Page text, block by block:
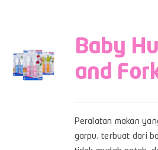
Baby
and
Peralatan makan
garpu, terbuat dari